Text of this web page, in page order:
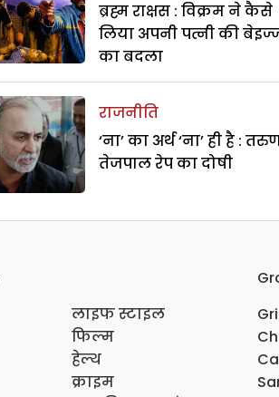
ब्रह्म राक्षस : विक्रम ने कैसे
लिया अपनी पत्नी की
का बदला
राजनीति
‘ना’ का अर्थ ‘ना’ ही है :
तेजपाल रेप का दोषी
लाइफ स्टाइल
फिल्म
हेल्थ
क्राइम